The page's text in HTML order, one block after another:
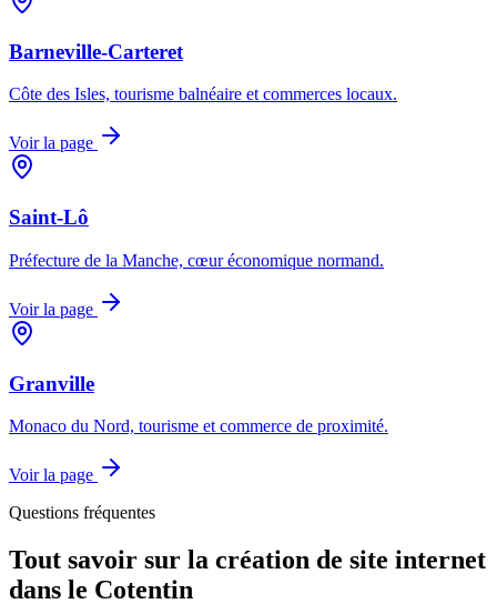
Barneville-Carteret
Côte des Isles, tourisme balnéaire et commerces locaux.
Voir la page
Saint-Lô
Préfecture de la Manche, cœur économique normand.
Voir la page
Granville
Monaco du Nord, tourisme et commerce de proximité.
Voir la page
Questions fréquentes
Tout savoir sur la création de site internet
dans le Cotentin